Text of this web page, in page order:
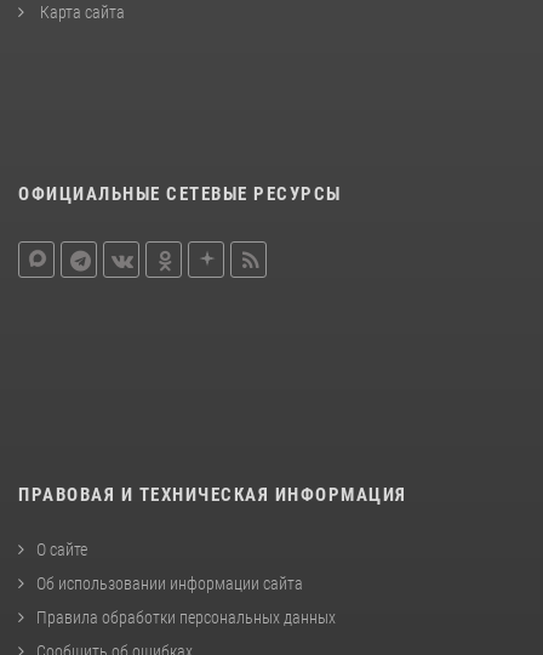
Карта сайта
ОФИЦИАЛЬНЫЕ СЕТЕВЫЕ РЕСУРСЫ
ПРАВОВАЯ И ТЕХНИЧЕСКАЯ ИНФОРМАЦИЯ
О сайте
Об использовании информации сайта
Правила обработки персональных данных
Сообщить об ошибках